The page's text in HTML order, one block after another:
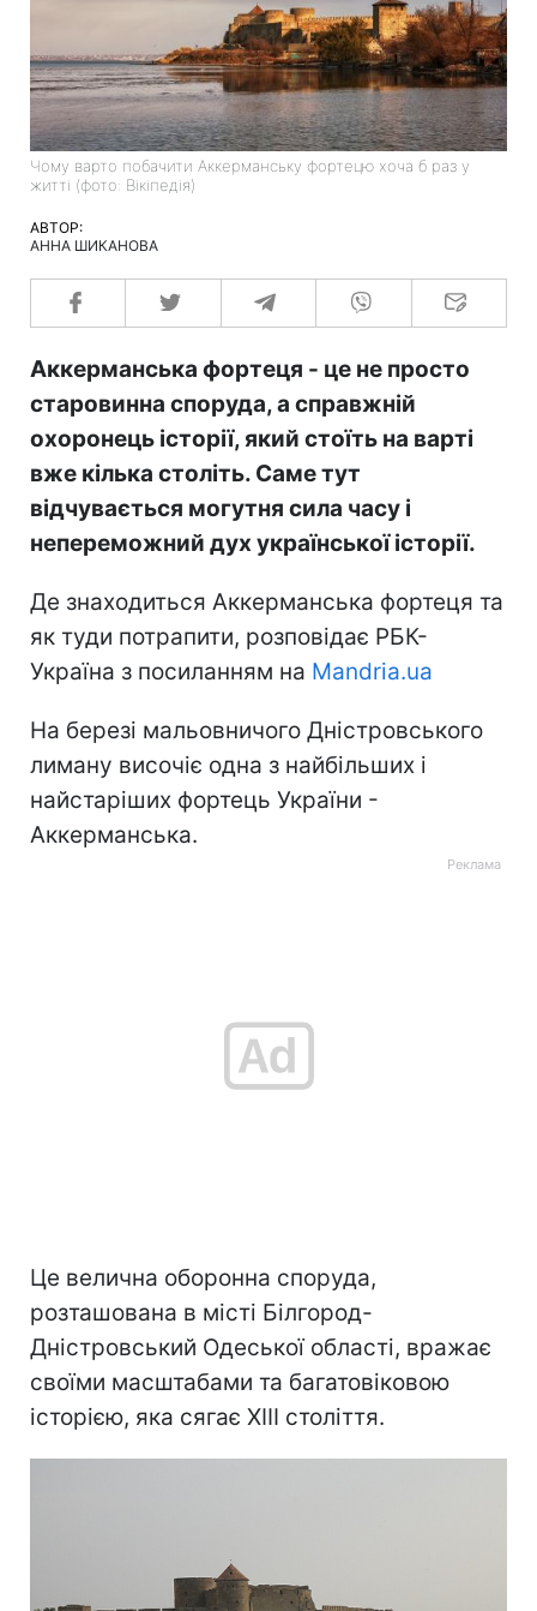
Чому варто побачити Аккерманську фортецю хоча б раз у
житті (фото: Вікіпедія)
АВТОР:
АННА ШИКАНОВА
Аккерманська фортеця - це не просто
старовинна споруда, а справжній
охоронець історії, який стоїть на варті
вже кілька століть. Саме тут
відчувається могутня сила часу і
непереможний дух української історії.
Де знаходиться Аккерманська фортеця та
як туди потрапити, розповідає РБК-
Україна з посиланням на Mandria.ua
На березі мальовничого Дністровського
лиману височіє одна з найбільших і
найстаріших фортець України -
Аккерманська.
Це велична оборонна споруда,
розташована в місті Білгород-
Дністровський Одеської області, вражає
своїми масштабами та багатовіковою
історією, яка сягає XIII століття.